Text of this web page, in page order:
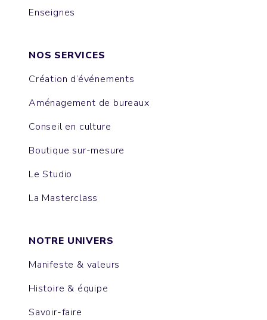
Enseignes
NOS SERVICES
Création d’événements
Aménagement de bureaux
Conseil en culture
Boutique sur-mesure
Le Studio
La Masterclass
NOTRE UNIVERS
Manifeste & valeurs
Histoire & équipe
Savoir-faire